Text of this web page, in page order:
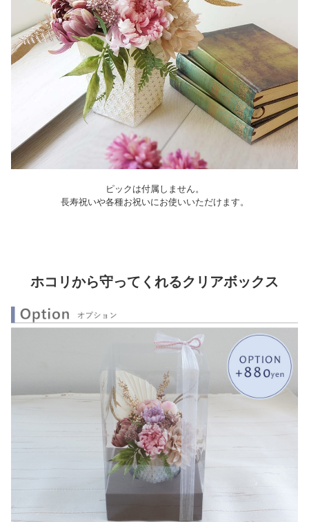
ピックは付属しません。
長寿祝いや各種お祝いにお使いいただけます。
ホコリから守ってくれるクリアボックス